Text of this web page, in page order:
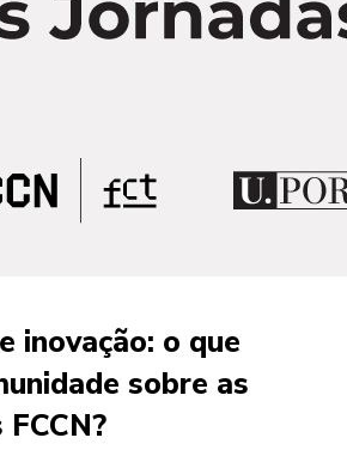
inovação: o que
sobre as